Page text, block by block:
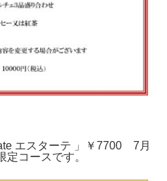
エスターテ 」￥7700 7月
定コースです。